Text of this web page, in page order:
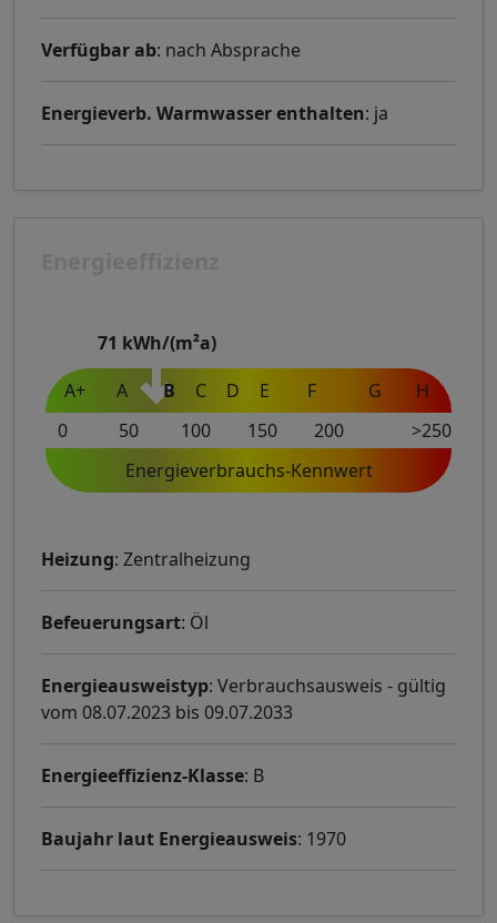
Verfügbar ab: nach Absprache
Energieverb. Warmwasser enthalten: ja
A+ A B C D E F G H
71 kWh/(m²a)
0 50 100 150 200
>250
Energieverbrauchs-Kennwert
Heizung: Zentralheizung
Befeuerungsart: Öl
Energieausweistyp: Verbrauchsausweis - gültig
vom 08.07.2023 bis 09.07.2033
Energieeffizienz-Klasse: B
Baujahr laut Energieausweis: 1970